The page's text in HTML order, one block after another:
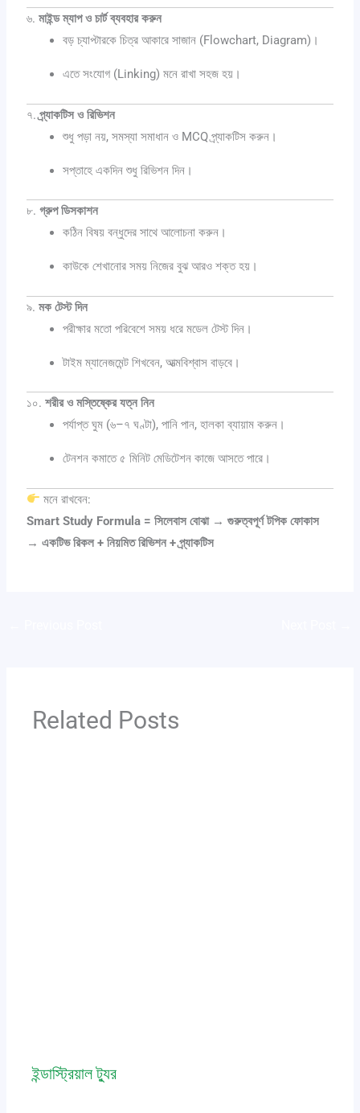
৬.মাইন্ড ম্যাপ ও চার্ট ব্যবহার করুন
বড় চ্যাপ্টারকে চিত্র আকারে সাজান (Flowchart, Diagram)।
এতে সংযোগ (Linking) মনে রাখা সহজ হয়।
৭.প্র্যাকটিস ও রিভিশন
শুধু পড়া নয়, সমস্যা সমাধান ও MCQ প্র্যাকটিস করুন।
সপ্তাহে একদিন শুধু রিভিশন দিন।
৮.গ্রুপ ডিসকাশন
কঠিন বিষয় বন্ধুদের সাথে আলোচনা করুন।
কাউকে শেখানোর সময় নিজের বুঝ আরও শক্ত হয়।
৯.মক টেস্ট দিন
পরীক্ষার মতো পরিবেশে সময় ধরে মডেল টেস্ট দিন।
টাইম ম্যানেজমেন্ট শিখবেন, আত্মবিশ্বাস বাড়বে।
১০.শরীর ও মস্তিষ্কের যত্ন নিন
পর্যাপ্ত ঘুম (৬–৭ ঘণ্টা), পানি পান, হালকা ব্যায়াম করুন।
টেনশন কমাতে ৫ মিনিট মেডিটেশন কাজে আসতে পারে।
মনে রাখবেন:
Smart Study Formula = সিলেবাস বোঝা → গুরুত্বপূর্ণ টপিক ফোকাস
→ একটিভ রিকল + নিয়মিত রিভিশন + প্র্যাকটিস
Related Posts
ইন্ডাস্ট্রিয়াল ট্যুর